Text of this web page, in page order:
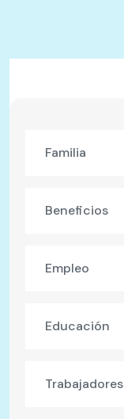
Familia
Beneficios
Empleo
Educación
Trabajadores